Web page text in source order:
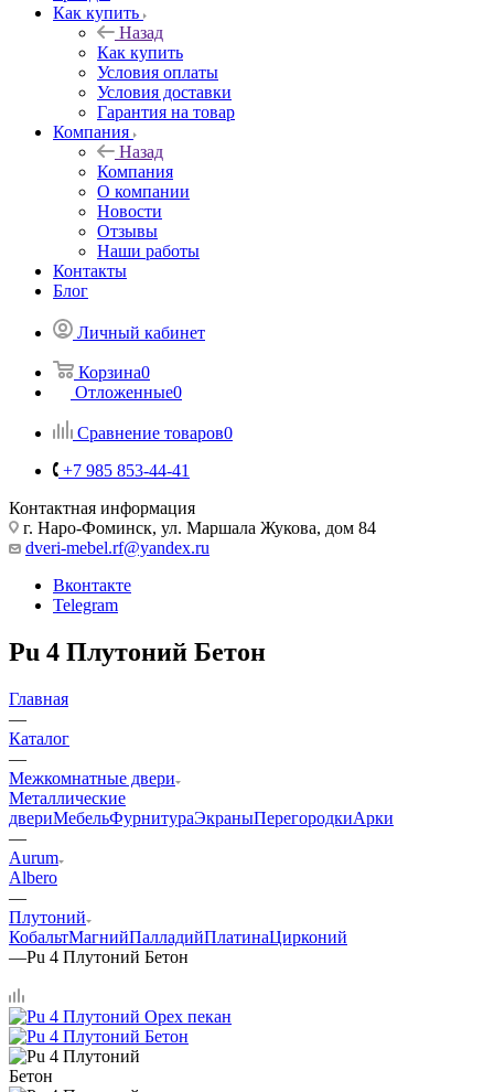
Как купить
Назад
Как купить
Условия оплаты
Условия доставки
Гарантия на товар
Компания
Назад
Компания
О компании
Новости
Отзывы
Наши работы
Контакты
Блог
Личный кабинет
Корзина0
Отложенные0
Сравнение товаров0
+7 985 853-44-41
Контактная информация
г. Наро-Фоминск, ул. Маршала Жукова, дом 84
dveri-mebel.rf@yandex.ru
Вконтакте
Telegram
Pu 4 Плутоний Бетон
Главная
—
Каталог
—
Межкомнатные двери
Металлические
двериМебельФурнитураЭкраныПерегородкиАрки
—
Aurum
Albero
—
Плутоний
КобальтМагнийПалладийПлатинаЦирконий
—Pu 4 Плутоний Бетон